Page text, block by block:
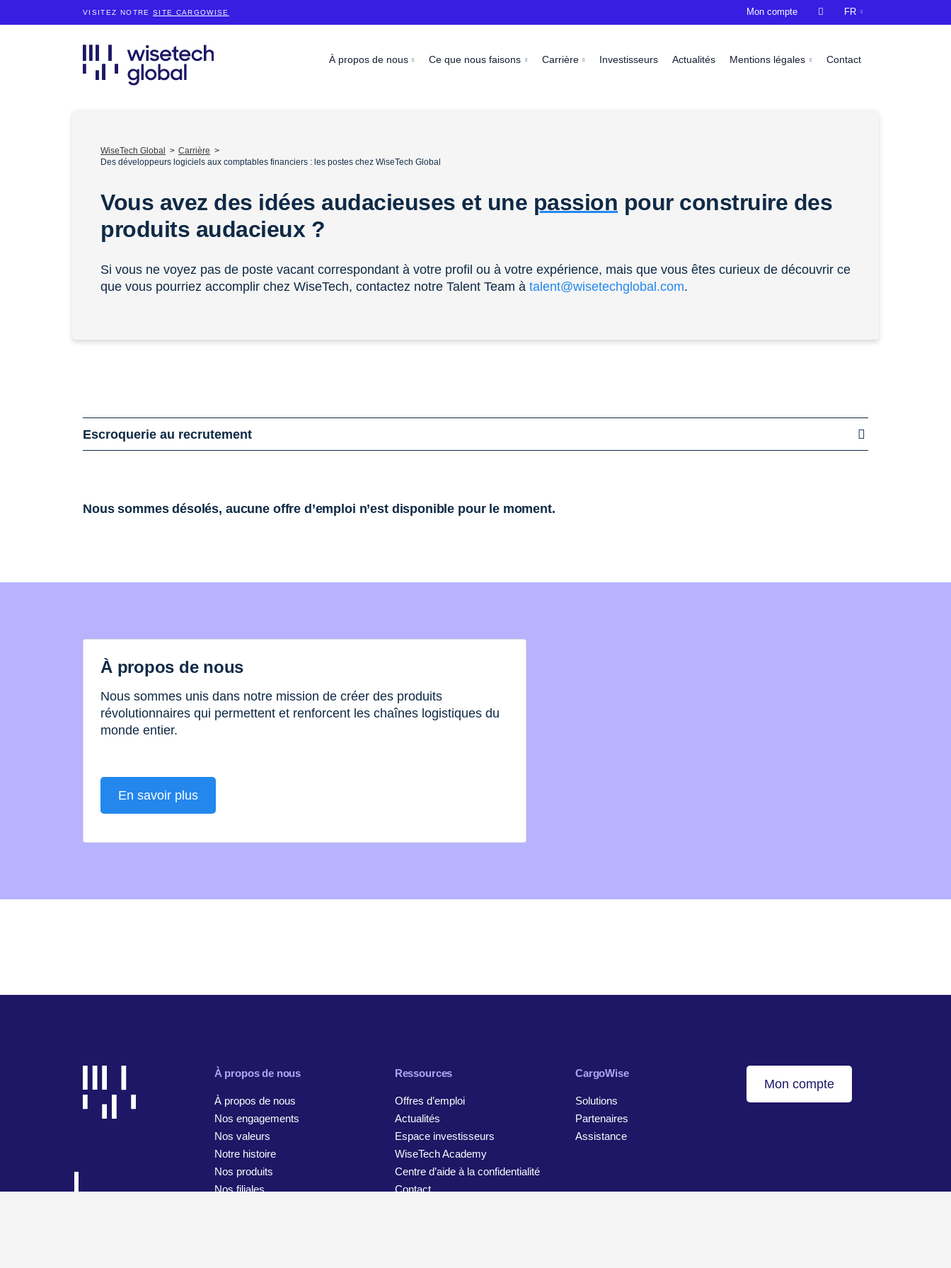
VISITEZ NOTRE SITE CARGOWISE
À propos de nous Ce que nous faisons Carrière Investisseurs Actualités Mentions légales Contact
Mon compte  FR
WiseTech Global
Carrière
Des développeurs logiciels aux comptables financiers : les postes chez WiseTech Global
Vous avez des idées audacieuses et une passion pour construire des
produits audacieux ?
Si vous ne voyez pas de poste vacant correspondant à votre profil ou à votre expérience, mais que vous êtes curieux de découvrir ce
que vous pourriez accomplir chez WiseTech, contactez notre Talent Team à talent@wisetechglobal.com.
Escroquerie au recrutement
Nous sommes désolés, aucune offre d’emploi n’est disponible pour le moment.
À propos de nous
Nous sommes unis dans notre mission de créer des produits
révolutionnaires qui permettent et renforcent les chaînes logistiques du
monde entier.
En savoir plus
À propos de nous
À propos de nous
Nos engagements
Nos valeurs
Notre histoire
Nos produits
Nos filiales
Ressources
Offres d’emploi
Actualités
Espace investisseurs
WiseTech Academy
Centre d’aide à la confidentialité
Contact
CargoWise
Solutions
Partenaires
Assistance
Mon compte